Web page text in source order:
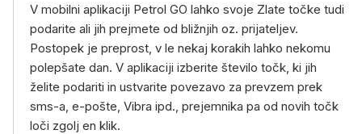
V mobilni aplikaciji Petrol GO lahko svoje Zlate točke tudi
podarite ali jih prejmete od bližnjih oz. prijateljev.
Postopek je preprost, v le nekaj korakih lahko nekomu
polepšate dan. V aplikaciji izberite število točk, ki jih
želite podariti in ustvarite povezavo za prevzem prek
sms-a, e-pošte, Vibra ipd., prejemnika pa od novih točk
loči zgolj en klik.